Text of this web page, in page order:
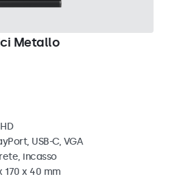
Metallo
USB-C, VGA
incasso
170 x 40 mm